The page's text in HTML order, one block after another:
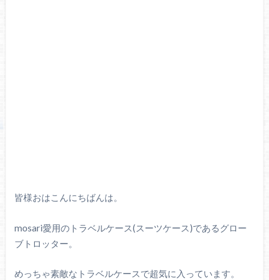
皆様おはこんにちばんは。
mosari愛用のトラベルケース(スーツケース)であるグロー
ブトロッター。
めっちゃ素敵なトラベルケースで超気に入っています。